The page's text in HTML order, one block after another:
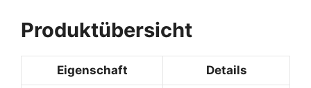
Produktübersicht
Eigenschaft Details